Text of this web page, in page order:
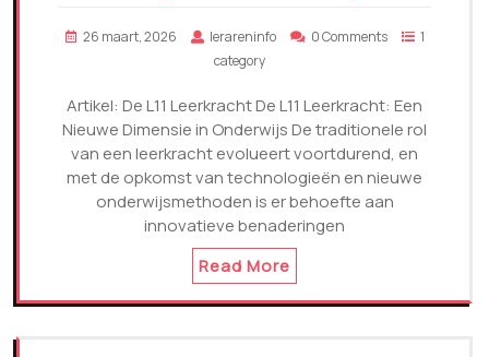
26 maart, 2026 lerareninfo 0 Comments
1
category
Artikel: De L11 Leerkracht De L11 Leerkracht: Een
Nieuwe Dimensie in Onderwijs De traditionele rol
van een leerkracht evolueert voortdurend, en
met de opkomst van technologieën en nieuwe
onderwijsmethoden is er behoefte aan
innovatieve benaderingen
Read More